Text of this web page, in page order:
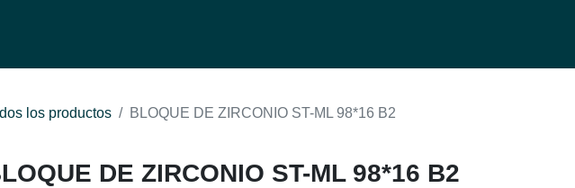
los productos BLOQUE DE ZIRCONIO ST-ML 98*16 B2
DE ZIRCONIO ST-ML 98*16 B2